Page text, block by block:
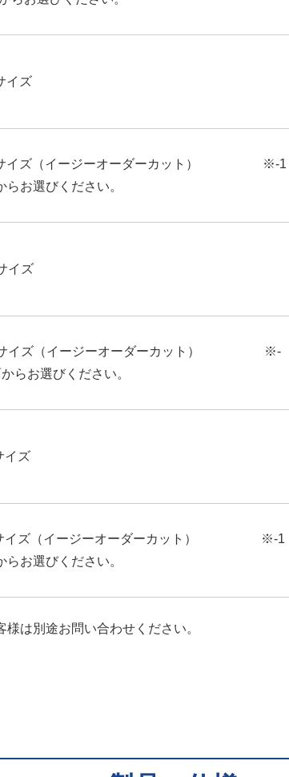
イズ
サイズ（イージーオーダーカット） ※-1
お選びください。
イズ
サイズ（イージーオーダーカット） ※-
らお選びください。
イズ
サイズ（イージーオーダーカット） ※-1
お選びください。
は別途お問い合わせください。